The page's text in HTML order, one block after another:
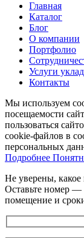
Главная
Каталог
Блог
О компании
Портфолио
Услуги
Контакты
Мы используем
посещаемости
пользоваться
cookie-файлов в
персональных
Подробнее
Не уверены,
Оставьте номер —
помещение и